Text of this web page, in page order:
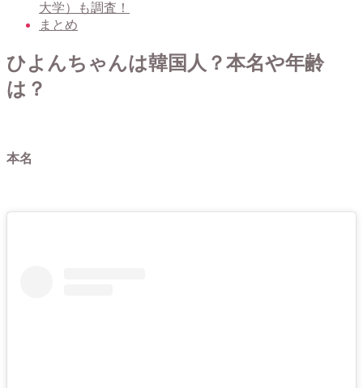
大学）も調査！
まとめ
ひよんちゃんは韓国人？本名や年齢
は？
本名